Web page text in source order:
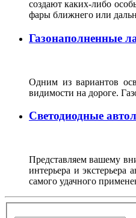
создают каких-либо
фары ближнего или
Газонаполненные
Одним из вариантов
видимости на дороге.
Светодиодные
Представляем вашему
интерьера и
самого удачного